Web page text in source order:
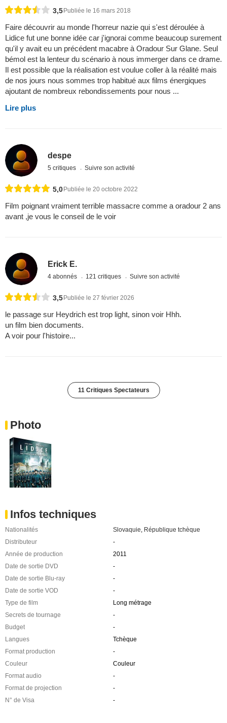
3,5Publiée le 16 mars 2018
Faire découvrir au monde l'horreur nazie qui s'est déroulée à
Lidice fut une bonne idée car j'ignorai comme beaucoup surement
qu'il y avait eu un précédent macabre à Oradour Sur Glane. Seul
bémol est la lenteur du scénario à nous immerger dans ce drame.
Il est possible que la réalisation est voulue coller à la réalité mais
de nos jours nous sommes trop habitué aux films énergiques
ajoutant de nombreux rebondissements pour nous ...
Lire plus
despe
5 critiques Suivre son activité
5,0Publiée le 20 octobre 2022
Film poignant vraiment terrible massacre comme a oradour 2 ans
avant ,je vous le conseil de le voir
Erick E.
4 abonnés 121 critiques Suivre son activité
3,5 Publiée le 27 février 2026
le passage sur Heydrich est trop light, sinon voir Hhh.
un film bien documents.
A voir pour l'histoire...
11 Critiques Spectateurs
Photo
Infos techniques
Nationalités Slovaquie République tchèque
Distributeur
-
Année de production
2011
Date de sortie DVD
-
Date de sortie Blu-ray
-
Date de sortie VOD
-
Type de film
Long métrage
Secrets de tournage
-
Budget
-
Langues
Tchèque
Format production
-
Couleur
Couleur
Format audio
-
Format de projection
-
N° de Visa
-